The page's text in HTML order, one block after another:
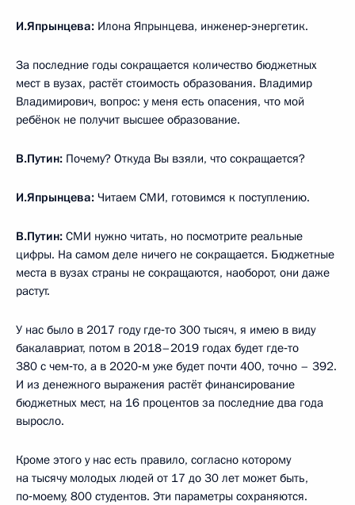
И.Япрынцева: Илона Япрынцева, инженер‑энергетик.
За последние годы сокращается количество бюджетных
мест в вузах, растёт стоимость образования. Владимир
Владимирович, вопрос: у меня есть опасения, что мой
ребёнок не получит высшее образование.
В.Путин: Почему? Откуда Вы взяли, что сокращается?
И.Япрынцева: Читаем СМИ, готовимся к поступлению.
В.Путин: СМИ нужно читать, но посмотрите реальные
цифры. На самом деле ничего не сокращается. Бюджетные
места в вузах страны не сокращаются, наоборот, они даже
растут.
У нас было в 2017 году где‑то 300 тысяч, я имею в виду
бакалавриат, потом в 2018–2019 годах будет где‑то
380 с чем‑то, а в 2020‑м уже будет почти 400, точно – 392.
И из денежного выражения растёт финансирование
бюджетных мест, на 16 процентов за последние два года
выросло.
Кроме этого у нас есть правило, согласно которому
на тысячу молодых людей от 17 до 30 лет может быть,
по‑моему, 800 студентов. Эти параметры сохраняются.